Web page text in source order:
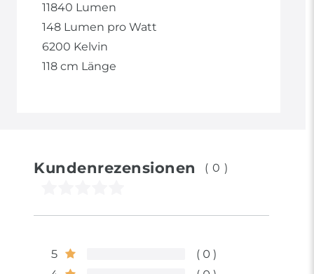
11840 Lumen
148 Lumen pro Watt
6200 Kelvin
118 cm Länge
Kundenrezensionen (0)
5
0